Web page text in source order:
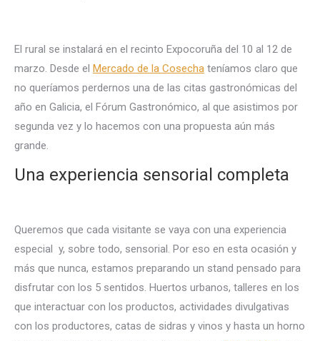
El rural se instalará en el recinto Expocoruña del 10 al 12 de
marzo. Desde el Mercado de la Cosecha teníamos claro que
no queríamos perdernos una de las citas gastronómicas del
año en Galicia, el Fórum Gastronómico, al que asistimos por
segunda vez y lo hacemos con una propuesta aún más
grande.
Una experiencia sensorial completa
Queremos que cada visitante se vaya con una experiencia
especial y, sobre todo, sensorial. Por eso en esta ocasión y
más que nunca, estamos preparando un stand pensado para
disfrutar con los 5 sentidos. Huertos urbanos, talleres en los
que interactuar con los productos, actividades divulgativas
con los productores, catas de sidras y vinos y hasta un horno